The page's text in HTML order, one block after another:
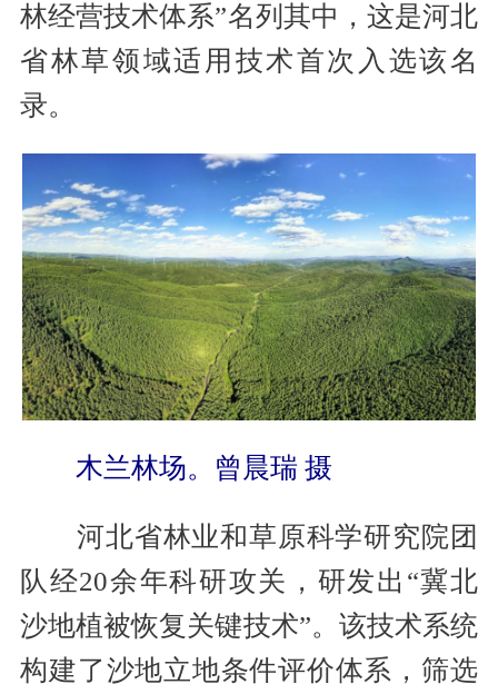
林经营技术体系”名列其中，这是河北
省林草领域适用技术首次入选该名
录。
木兰林场。曾晨瑞 摄
河北省林业和草原科学研究院团
队经20余年科研攻关，研发出“冀北
沙地植被恢复关键技术”。该技术系统
构建了沙地立地条件评价体系，筛选